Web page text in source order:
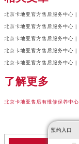
了解更多
北京卡地亚售后有维修保养中心
预约入口